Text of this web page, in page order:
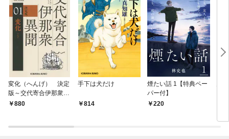
変化（へんげ） 決定
版～交代寄合伊那衆異
聞（1）～
880
手下は犬だけ
814
煙たい話 1【特典ペー
パー付】
220